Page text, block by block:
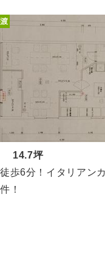
14.7坪
歩6分！イタリアン
！